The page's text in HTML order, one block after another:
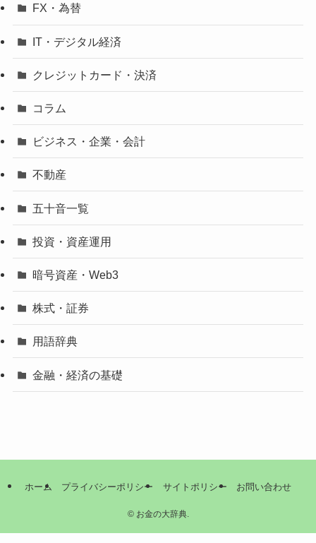
FX・為替
IT・デジタル経済
クレジットカード・決済
コラム
ビジネス・企業・会計
不動産
五十音一覧
投資・資産運用
暗号資産・Web3
株式・証券
用語辞典
金融・経済の基礎
ホーム プライバシーポリシー サイトポリシー お問い合わせ
©お金の大辞典.